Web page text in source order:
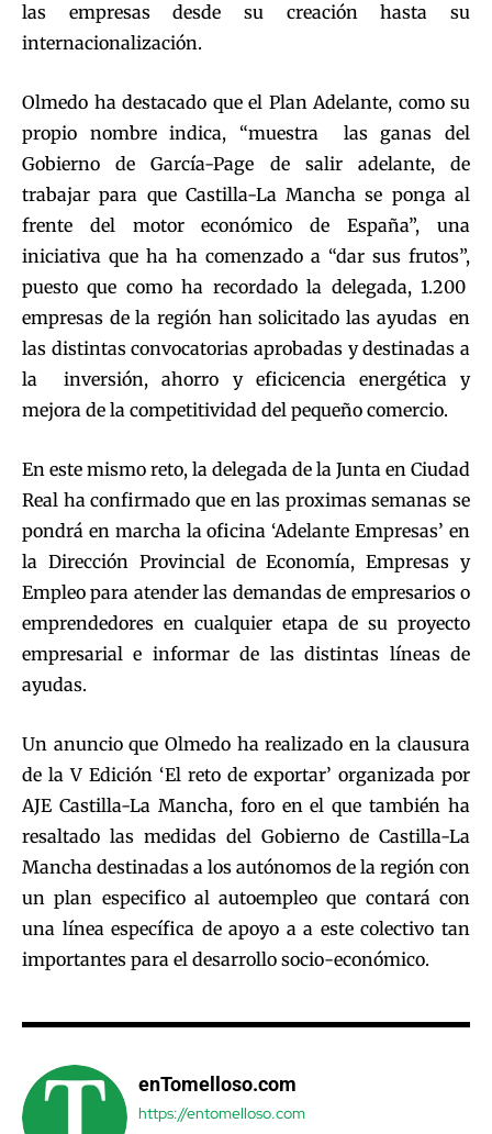
las empresas desde su creación hasta su
internacionalización.
Olmedo ha destacado que el Plan Adelante, como su
propio nombre indica, “muestra las ganas del
Gobierno de García-Page de salir adelante, de
trabajar para que Castilla-La Mancha se ponga al
frente del motor económico de España”, una
iniciativa que ha ha comenzado a “dar sus frutos”,
puesto que como ha recordado la delegada, 1.200
empresas de la región han solicitado las ayudas en
las distintas convocatorias aprobadas y destinadas a
la inversión, ahorro y eficicencia energética y
mejora de la competitividad del pequeño comercio.
En este mismo reto, la delegada de la Junta en Ciudad
Real ha confirmado que en las proximas semanas se
pondrá en marcha la oficina ‘Adelante Empresas’ en
la Dirección Provincial de Economía, Empresas y
Empleo para atender las demandas de empresarios o
emprendedores en cualquier etapa de su proyecto
empresarial e informar de las distintas líneas de
ayudas.
Un anuncio que Olmedo ha realizado en la clausura
de la V Edición ‘El reto de exportar’ organizada por
AJE Castilla-La Mancha, foro en el que también ha
resaltado las medidas del Gobierno de Castilla-La
Mancha destinadas a los autónomos de la región con
un plan especifico al autoempleo que contará con
una línea específica de apoyo a a este colectivo tan
importantes para el desarrollo socio-económico.
enTomelloso.com
https://entomelloso.com